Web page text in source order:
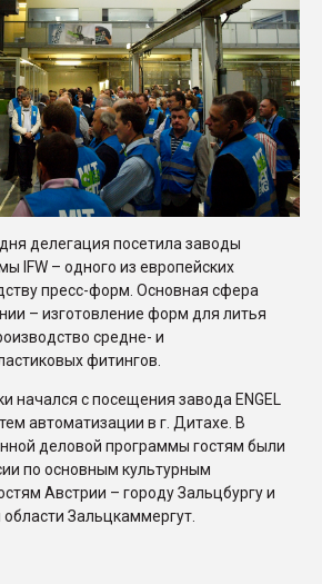
делегация посетила заводы
IFW – одного из европейских
пресс-форм. Основная сфера
– изготовление форм для литья
средне- и
фитингов.
начался с посещения завода ENGEL
автоматизации в г. Дитахе. В
деловой программы гостям были
по основным культурным
Австрии – городу Зальцбургу и
Зальцкаммергут.